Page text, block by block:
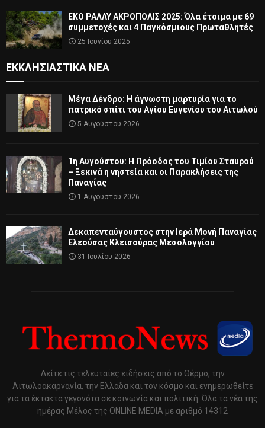
ΕΚΟ ΡΑΛΛΥ ΑΚΡΟΠΟΛΙΣ 2025: Όλα έτοιμα με 69
συμμετοχές και 4 Παγκόσμιους Πρωταθλητές
25 Ιουνίου 2025
ΕΚΚΛΗΣΙΑΣΤΙΚΆ ΝΈΑ
Μέγα Δένδρο: Η άγνωστη μαρτυρία για το
πατρικό σπίτι του Αγίου Ευγενίου του Αιτωλού
5 Αυγούστου 2026
1η Αυγούστου: Η Πρόοδος του Τιμίου Σταυρού
– Ξεκινά η νηστεία και οι Παρακλήσεις της
Παναγίας
1 Αυγούστου 2026
Δεκαπενταύγουστος στην Ιερά Μονή Παναγίας
Ελεούσας Κλεισούρας Μεσολογγίου
31 Ιουλίου 2026
Δείτε τις τελευταίες ειδήσεις από το Θέρμο, την
Αιτωλοακαρνανία, την Ελλάδα και τον κόσμο και ενημερωθείτε
για τα έκτακτα γεγονότα σε κοινωνία και πολιτική. Όλα τα νέα της
ημέρας Μέλος της ONLINE MEDIA με αριθμό 14312